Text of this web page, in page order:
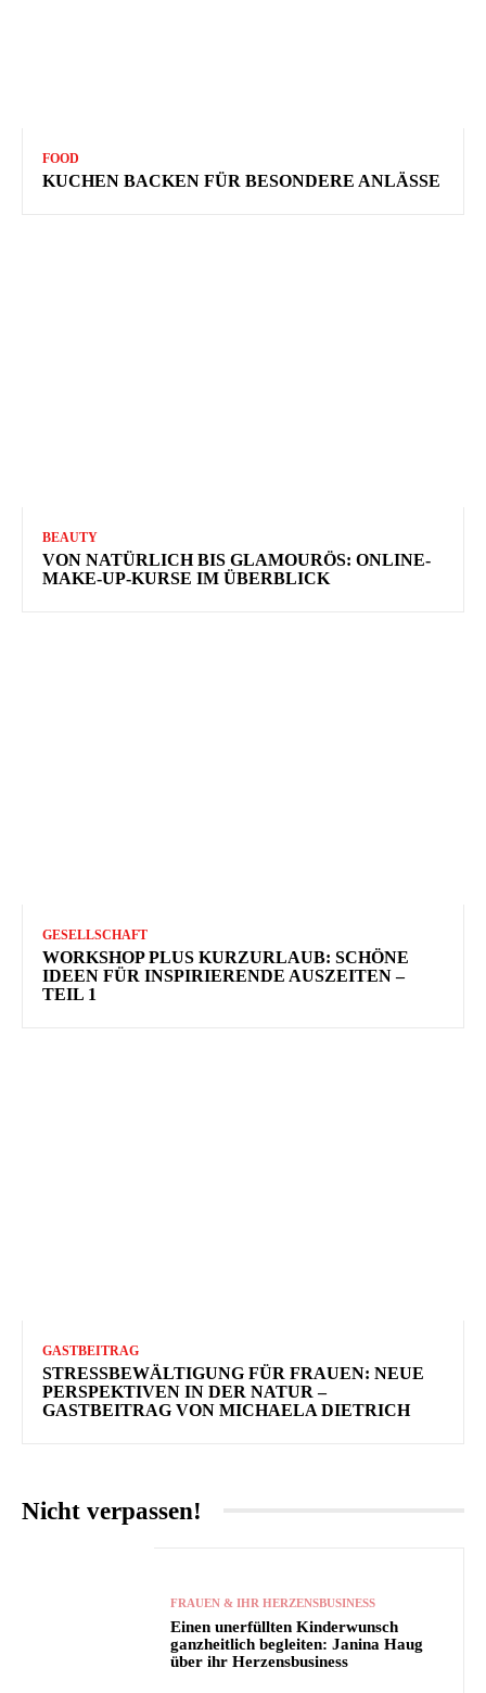
FOOD
KUCHEN BACKEN FÜR BESONDERE ANLÄSSE
BEAUTY
VON NATÜRLICH BIS GLAMOURÖS: ONLINE-
MAKE-UP-KURSE IM ÜBERBLICK
GESELLSCHAFT
WORKSHOP PLUS KURZURLAUB: SCHÖNE
IDEEN FÜR INSPIRIERENDE AUSZEITEN –
TEIL 1
GASTBEITRAG
STRESSBEWÄLTIGUNG FÜR FRAUEN: NEUE
PERSPEKTIVEN IN DER NATUR –
GASTBEITRAG VON MICHAELA DIETRICH
Nicht verpassen!
FRAUEN & IHR HERZENSBUSINESS
Einen unerfüllten Kinderwunsch
ganzheitlich begleiten: Janina Haug
über ihr Herzensbusiness